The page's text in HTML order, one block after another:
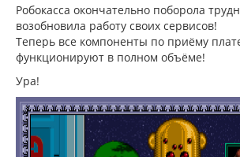
Робокасса окончательно поборола
возобновила работу своих сервисов!
Теперь все компоненты по приёму
функционируют в полном объёме!
Ура!